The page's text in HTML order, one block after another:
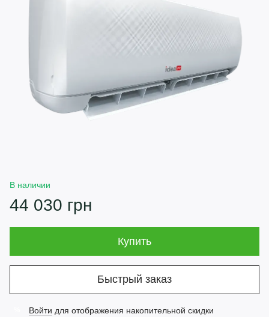
В наличии
44 030 грн
Купить
Быстрый заказ
Войти для отображения накопительной скидки